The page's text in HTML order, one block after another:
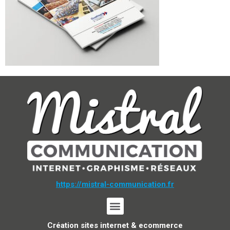
https://mistral-communication.fr
Création sites internet & ecommerce